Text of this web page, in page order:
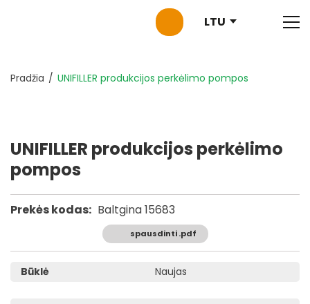
LTU
Pradžia UNIFILLER produkcijos perkėlimo pompos
UNIFILLER produkcijos perkėlimo
pompos
Prekės kodas: Baltgina 15683
spausdinti .pdf
Būklė Naujas